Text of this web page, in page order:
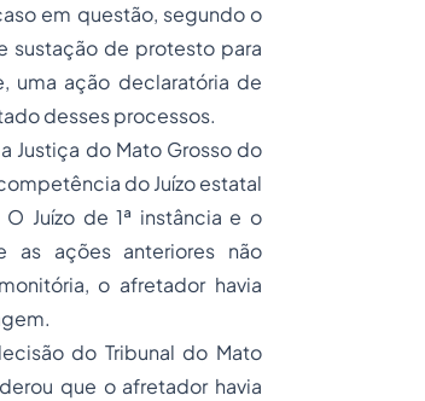
em questão, segundo o
sustação de protesto para
uma ação declaratória de
desses processos.
Justiça do Mato Grosso do
do Juízo estatal
Juízo de 1ª instância e o
as ações anteriores não
o afretador havia
do Tribunal do Mato
que o afretador havia